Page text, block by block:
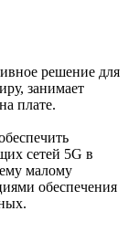
решение для
занимает
плате.
сетей 5G в
малому
обеспечения